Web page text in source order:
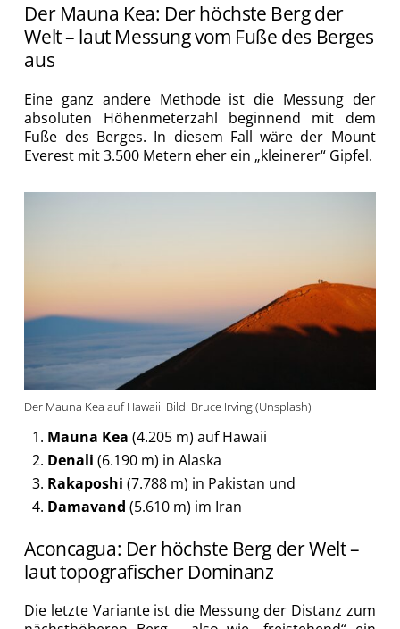
Der Mauna Kea: Der höchste Berg der
Welt – laut Messung vom Fuße des Berges
aus
Eine ganz andere Methode ist die Messung der
absoluten Höhenmeterzahl beginnend mit dem
Fuße des Berges. In diesem Fall wäre der Mount
Everest mit 3.500 Metern eher ein „kleinerer“ Gipfel.
Der Mauna Kea auf Hawaii. Bild: Bruce Irving (Unsplash)
Mauna Kea (4.205 m) auf Hawaii
Denali (6.190 m) in Alaska
Rakaposhi (7.788 m) in Pakistan und
Damavand (5.610 m) im Iran
Aconcagua: Der höchste Berg der Welt –
laut topografischer Dominanz
Die letzte Variante ist die Messung der Distanz zum